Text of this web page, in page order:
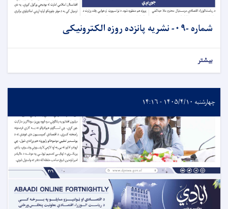
شماره -۰۹- نشريه پانزده روزه الکترونیکی
بیشتر
چهارشنبه ۱۴۰۵/۴/۱۰ - ۱۴:۱۶